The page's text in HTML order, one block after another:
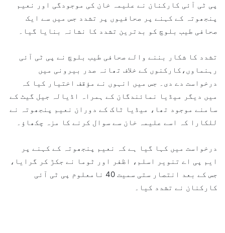
پی ٹی آئی کارکنان نے علیمہ خان کی موجودگی اور نعیم
پنجھوتہ کے کہنے پر صحافیوں پر تشدد جس میں سے ایک
صحافی طیب بلوچ کو بدترین تشدد کا نشانہ بنایا گیا۔
تشدد کا شکار بننے والے صحافی طیب بلوچ نے پی ٹی آئی
رہنماوں،کارکنوں کے خلاف تھانہ صدر بیرونی میں
درخواست دے دی۔ جس میں انہوں نے مؤقف اختیار کیا کہ
میں دیگر میڈیا نمائندگان کے ہمراہ اڈیالہ جیل گیٹ کے
سامنے موجود تھا، میڈیا ٹاک کے دوران نعیم پنجھوتہ نے
للکارا کہ اسے علیمہ خان سے سوال کرنے کا مزہ چکھاؤ۔
درخواست میں کہا گیا ہے کہ نعیم پنجھوتہ کے کہنے پر
ایم پی اے تنویر اسلم، اظفر اور ٹوما نے جکڑ کر گرایا،
جس کے بعد انتصار ستی سمیت 40 نامعلوم پی ٹی آئی
کارکنان نے تشدد کیا۔